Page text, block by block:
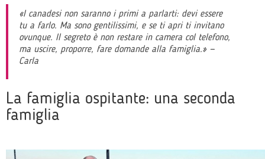
«I canadesi non saranno i primi a parlarti: devi essere
tu a farlo. Ma sono gentilissimi, e se ti apri ti invitano
ovunque. Il segreto è non restare in camera col telefono,
ma uscire, proporre, fare domande alla famiglia.» —
Carla
La famiglia ospitante: una seconda
famiglia